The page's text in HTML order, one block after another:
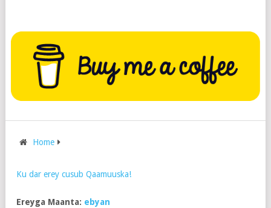
Home
Ku dar erey cusub Qaamuuska!
Ereyga Maanta: ebyan